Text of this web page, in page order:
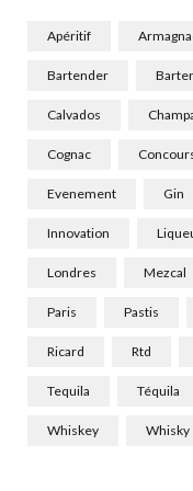
Apéritif
Bartender
Calvados
Cognac
Evenement Gin
Innovation
Londres Mezcal
Paris Pastis
Ricard Rtd
Tequila Téquila
Whiskey Whisky